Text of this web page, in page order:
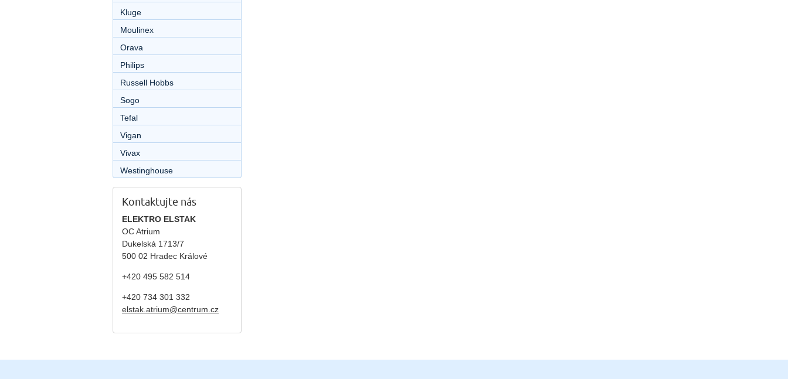
Kluge
Moulinex
Orava
Philips
Russell Hobbs
Sogo
Tefal
Vigan
Vivax
Westinghouse
Kontaktujte nás
ELEKTRO ELSTAK
OC Atrium
Dukelská 1713/7
500 02 Hradec Králové
+420 495 582 514
+420 734 301 332
elstak.atrium@centrum.cz